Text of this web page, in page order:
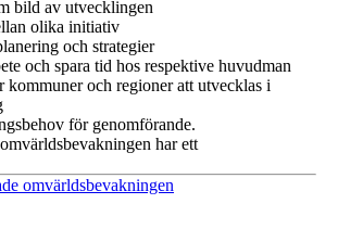
bild av utvecklingen
olika initiativ
och strategier
och spara tid hos respektive huvudman
kommuner och regioner att utvecklas i
för genomförande.
har ett
omvärldsbevakningen